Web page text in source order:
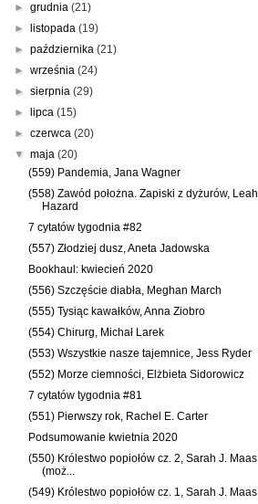
►grudnia(21)
►
listopada(19)
►października(21)
►września(24)
►sierpnia(29)
►
lipca(15)
►czerwca(20)
▼maja(20)
(559) Pandemia, Jana Wagner
(558) Zawód położna. Zapiski z dyżurów, Leah
Hazard
7 cytatów tygodnia #82
(557) Złodziej dusz, Aneta Jadowska
Bookhaul: kwiecień 2020
(556) Szczęście diabła, Meghan March
(555) Tysiąc kawałków, Anna Ziobro
(554) Chirurg, Michał Larek
(553) Wszystkie nasze tajemnice, Jess Ryder
(552) Morze ciemności, Elżbieta Sidorowicz
7 cytatów tygodnia #81
(551) Pierwszy rok, Rachel E. Carter
Podsumowanie kwietnia 2020
(550) Królestwo popiołów cz. 2, Sarah J. Maas
(moż...
(549) Królestwo popiołów cz. 1, Sarah J. Maas